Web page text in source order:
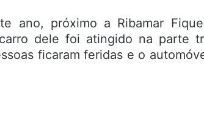
ano, próximo a Ribamar
dele foi atingido na parte
ficaram feridas e o